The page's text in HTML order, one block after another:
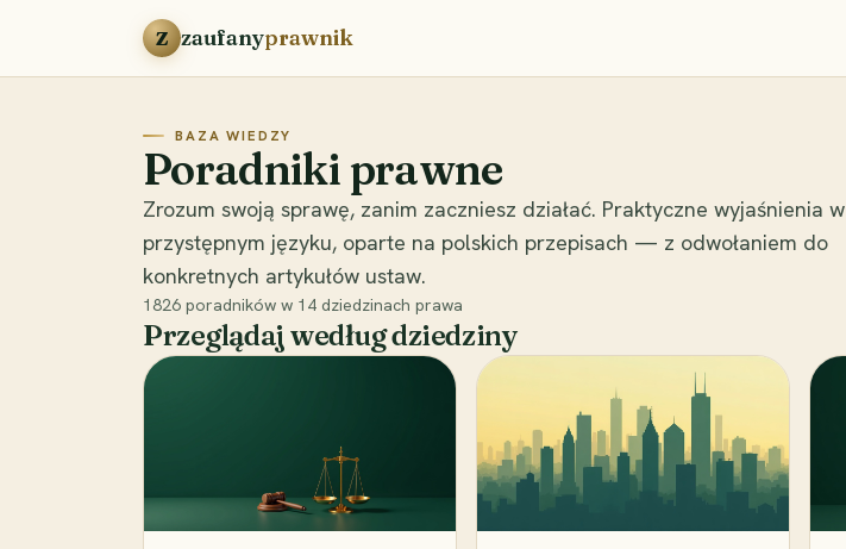
Przejdź do treści
Z zaufanyprawnik
BAZA WIEDZY
Poradniki prawne
Zrozum swoją sprawę, zanim zaczniesz działać. Praktyczne wyjaśnienia w
przystępnym języku, oparte na polskich przepisach — z odwołaniem do
konkretnych artykułów ustaw.
1826 poradników w 14 dziedzinach prawa
Przeglądaj według dziedziny